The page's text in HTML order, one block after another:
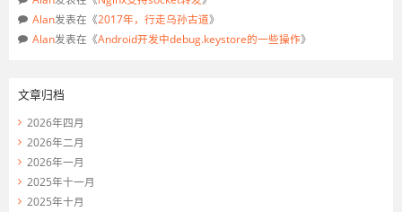
Alan发表在《2017年，行走乌孙古道》
Alan发表在《Android开发中debug.keystore的一些操作》
文章归档
2026年四月
2026年二月
2026年一月
2025年十一月
2025年十月